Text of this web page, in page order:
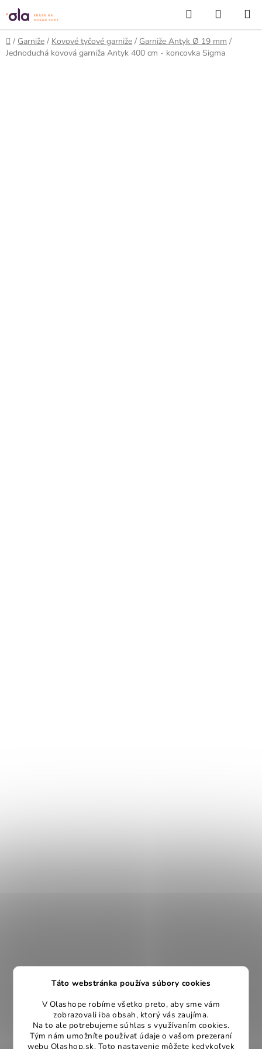
Táto webstránka používa súbory cookies
V Olashope robíme všetko preto, aby sme vám
zobrazovali iba obsah, ktorý vás zaujíma.
Na to ale potrebujeme súhlas s využívaním cookies.
Tým nám umožníte používať údaje o vašom prezeraní
webu Olashop.sk. Toto nastavenie môžete kedykoľvek
Prejsť
na
obsah
Hľadať
KOŠÍK
Domov
/ Garniže / Kovové tyčové garniže / Garniže Antyk Ø 19 mm /
Jednoduchá kovová garniža Antyk 400 cm - koncovka Sigma